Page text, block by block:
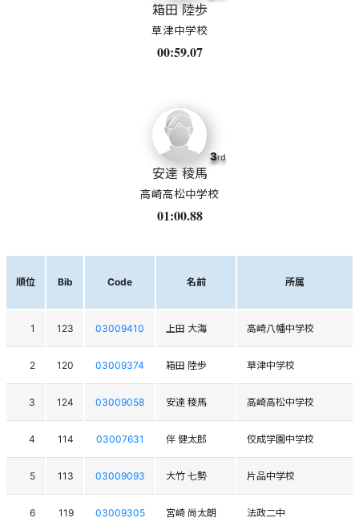
箱田 陸歩
草津中学校
00:59.07
3rd
安達 稜馬
高崎高松中学校
01:00.88
順位 Bib Code 名前 所属
1 123 03009410 上田 大海 高崎八幡中学校
2 120 03009374 箱田 陸歩 草津中学校
3 124 03009058 安達 稜馬 高崎高松中学校
4 114 03007631 伴 健太郎 佼成学園中学校
5 113 03009093 大竹 七勢 片品中学校
6 119 03009305 宮崎 尚太朗 法政二中